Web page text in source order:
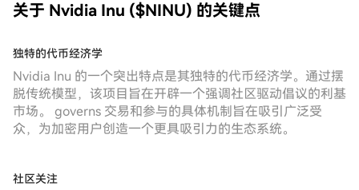
关于 Nvidia Inu ($NINU) 的关键点
独特的代币经济学
Nvidia Inu 的一个突出特点是其独特的代币经济学。通过摆
脱传统模型，该项目旨在开辟一个强调社区驱动倡议的利基
市场。 governs 交易和参与的具体机制旨在吸引广泛受
众，为加密用户创造一个更具吸引力的生态系统。
社区关注